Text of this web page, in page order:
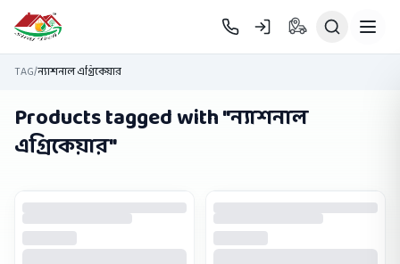
Skip to main content
TAG/ন্যাশনাল এগ্রিকেয়ার
Products tagged with "ন্যাশনাল
এগ্রিকেয়ার"